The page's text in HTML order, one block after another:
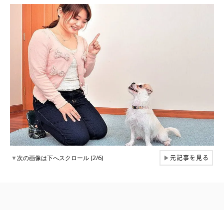
▼次の画像は下へスクロール (2/6) ▶元記事を見る